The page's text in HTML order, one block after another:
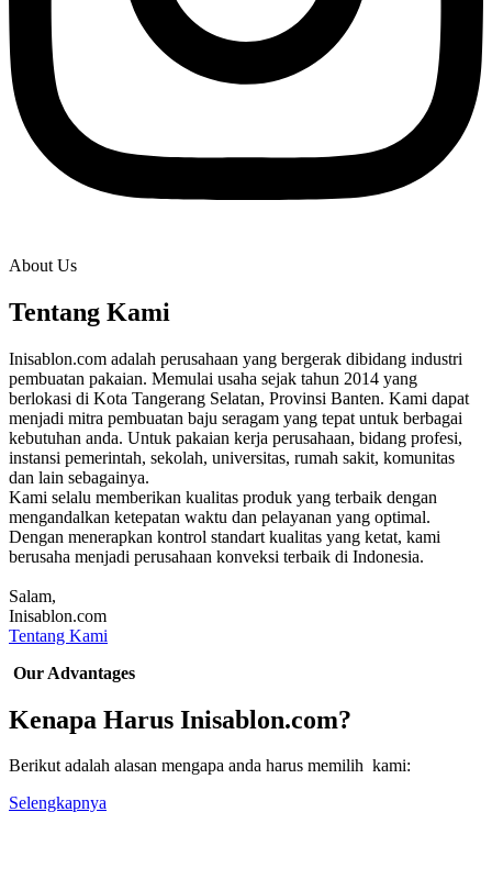
About Us
Tentang Kami
Inisablon.com adalah perusahaan yang bergerak dibidang industri
pembuatan pakaian. Memulai usaha sejak tahun 2014 yang
berlokasi di Kota Tangerang Selatan, Provinsi Banten. Kami dapat
menjadi mitra pembuatan baju seragam yang tepat untuk berbagai
kebutuhan anda. Untuk pakaian kerja perusahaan, bidang profesi,
instansi pemerintah, sekolah, universitas, rumah sakit, komunitas
dan lain sebagainya.
Kami selalu memberikan kualitas produk yang terbaik dengan
mengandalkan ketepatan waktu dan pelayanan yang optimal.
Dengan menerapkan kontrol standart kualitas yang ketat, kami
berusaha menjadi perusahaan konveksi terbaik di Indonesia.
Salam,
Inisablon.com
Tentang Kami
Our Advantages
Kenapa Harus Inisablon.com?
Berikut adalah alasan mengapa anda harus memilih kami:
Selengkapnya